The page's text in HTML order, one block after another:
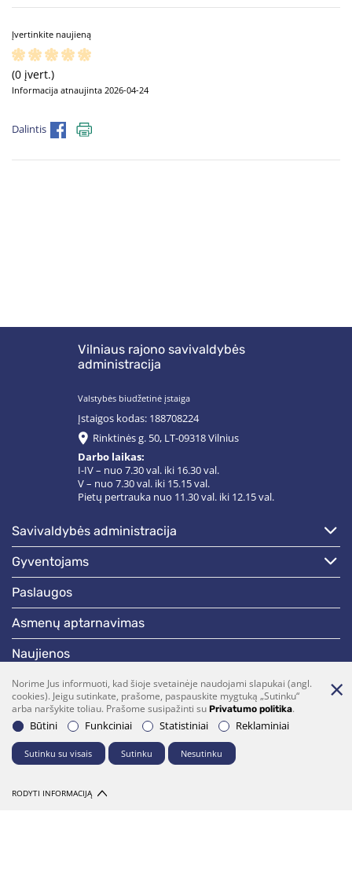
Įvertinkite naujieną
(0 įvert.)
Informacija atnaujinta 2026-04-24
Dalintis
Vilniaus rajono savivaldybės
administracija
Valstybės biudžetinė įstaiga
Įstaigos kodas: 188708224
Rinktinės g. 50, LT-09318 Vilnius
Darbo laikas:
I-IV – nuo 7.30 val. iki 16.30 val.
V – nuo 7.30 val. iki 15.15 val.
Pietų pertrauka nuo 11.30 val. iki 12.15 val.
savivaldybės administracija
gyventojams
paslaugos
asmenų aptarnavimas
naujienos
skelbimai
darbotvarkės
Bendraukime
Norime Jus informuoti, kad šioje svetainėje naudojami slapukai (angl.
cookies). Jeigu sutinkate, prašome, paspauskite mygtuką „Sutinku“
arba naršykite toliau. Prašome susipažinti su Privatumo politika.
Būtini
Funkciniai Statistiniai Reklaminiai
Sutinku su visais Sutinku Nesutinku
RODYTI INFORMACIJĄ